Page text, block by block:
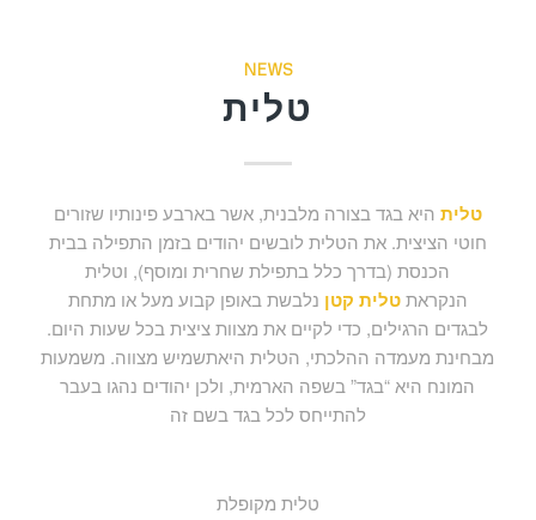
NEWS
טלית
טלית היא בגד בצורה מלבנית, אשר בארבע פינותיו שזורים
חוטי הציצית. את הטלית לובשים יהודים בזמן התפילה בבית
הכנסת (בדרך כלל בתפילת שחרית ומוסף), וטלית
הנקראתטלית קטן נלבשת באופן קבוע מעל או מתחת
לבגדים הרגילים, כדי לקיים את מצוות ציצית בכל שעות היום.
מבחינת מעמדה ההלכתי, הטלית היאתשמיש מצווה. משמעות
המונח היא “בגד” בשפה הארמית, ולכן יהודים נהגו בעבר
להתייחס לכל בגד בשם זה
טלית מקופלת